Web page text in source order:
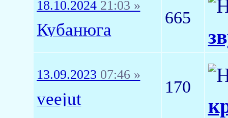
18.10.2024 21:03 »
Кубанюга
665
13.09.2023 07:46 »
veejut
170